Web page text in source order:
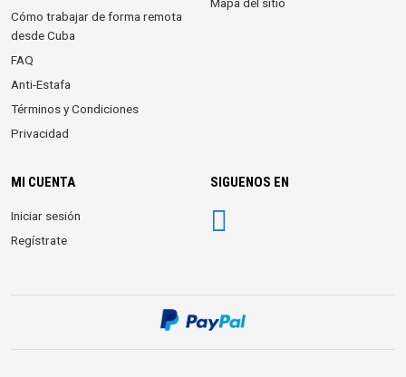
Cómo trabajar de forma remota
desde Cuba
FAQ
Anti-Estafa
Términos y Condiciones
Privacidad
MI CUENTA
Iniciar sesión
Regístrate
SIGUENOS EN